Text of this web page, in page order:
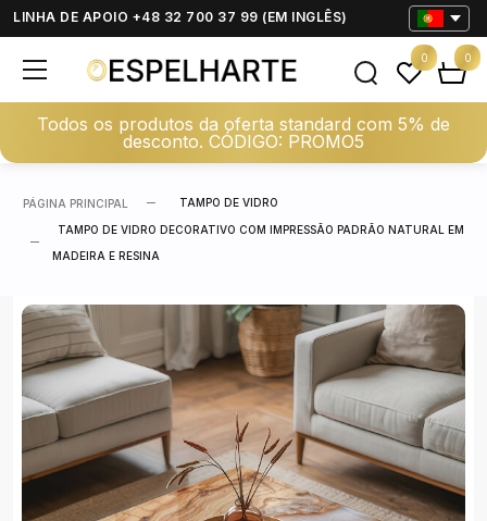
LINHA DE APOIO +48 32 700 37 99 (EM INGLÊS)
Todos os produtos da oferta standard com 5% de
desconto. CÓDIGO: PROMO5
0 0
PÁGINA PRINCIPAL TAMPO DE VIDRO
TAMPO DE VIDRO DECORATIVO COM IMPRESSÃO PADRÃO NATURAL EM
MADEIRA E RESINA